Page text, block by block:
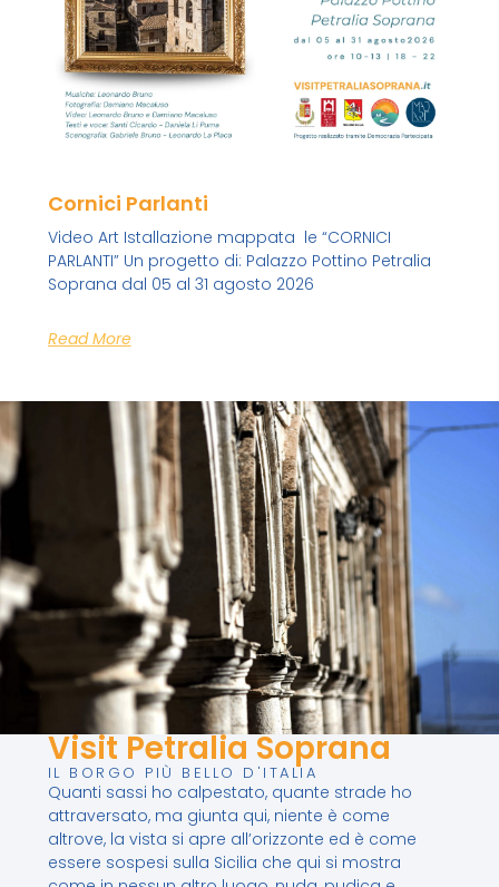
Cornici Parlanti
Video Art Istallazione mappata le “CORNICI
PARLANTI” Un progetto di: Palazzo Pottino Petralia
Soprana dal 05 al 31 agosto 2026
Read More
Visit Petralia Soprana
IL BORGO PIÙ BELLO D'ITALIA
Quanti sassi ho calpestato, quante strade ho
attraversato, ma giunta qui, niente è come
altrove, la vista si apre all’orizzonte ed è come
essere sospesi sulla Sicilia che qui si mostra